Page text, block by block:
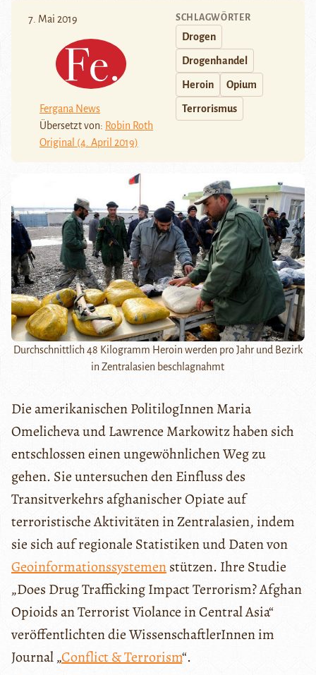
7. Mai 2019
Fergana News
Übersetzt von: Robin Roth
Original (4. April 2019)
SCHLAGWÖRTER
Drogen
Drogenhandel
Heroin Opium
Terrorismus
Durchschnittlich 48 Kilogramm Heroin werden pro Jahr und Bezirk
in Zentralasien beschlagnahmt
Die amerikanischen PolitilogInnen Maria
Omelicheva und Lawrence Markowitz haben sich
entschlossen einen ungewöhnlichen Weg zu
gehen. Sie untersuchen den Einfluss des
Transitverkehrs afghanischer Opiate auf
terroristische Aktivitäten in Zentralasien, indem
sie sich auf regionale Statistiken und Daten von
Geoinformationssystemenstützen. Ihre Studie
„Does Drug Trafficking Impact Terrorism? Afghan
Opioids an Terrorist Violance in Central Asia“
veröffentlichten die WissenschaftlerInnen im
Journal „Conflict & Terrorism“.